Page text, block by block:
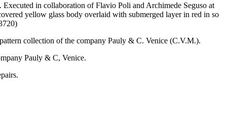
in collaboration of Flavio Poli and Archimede Seguso at
yellow glass body overlaid with submerged layer in red in so
collection of the company Pauly & C. Venice (C.V.M.).
Pauly & C, Venice.